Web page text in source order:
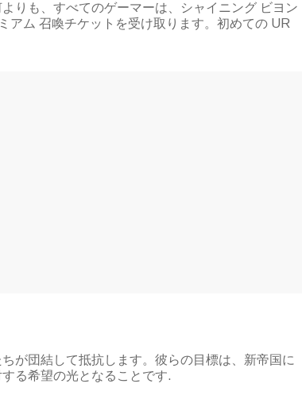
りも、すべてのゲーマーは、シャイニング ビヨン
アム 召喚チケットを受け取ります。初めての UR
が団結して抵抗します。彼らの目標は、新帝国に
る希望の光となることです.